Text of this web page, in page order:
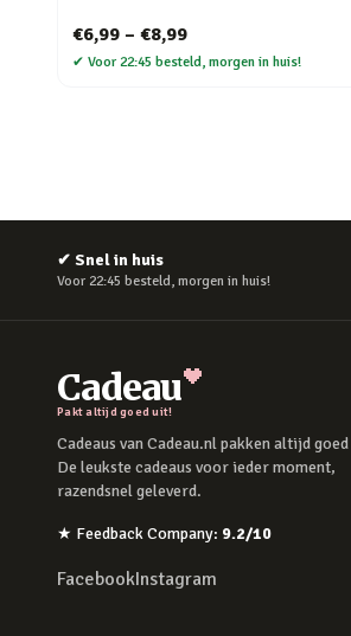
€6,99 – €8,99
✔ Voor 22:45 besteld, morgen in huis!
✔ Snel in huis
Voor 22:45 besteld, morgen in huis!
Cadeau
Pakt altijd goed uit!
Cadeaus van Cadeau.nl pakken altijd
De leukste cadeaus voor ieder moment,
razendsnel geleverd.
★ Feedback Company: 9.2/10
FacebookInstagram